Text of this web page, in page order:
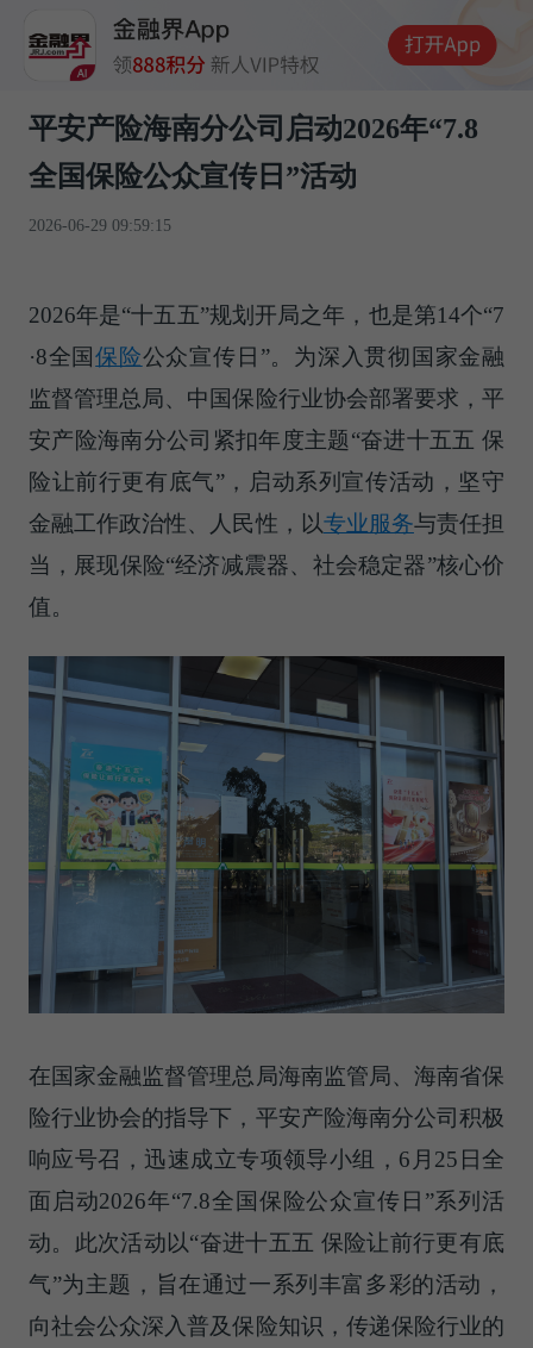
平安产险海南分公司启动2026年“7.8
全国保险公众宣传日”活动
2026-06-29 09:59:15
2026年是“十五五”规划开局之年，也是第14个“7
·8全国保险公众宣传日”。为深入贯彻国家金融
监督管理总局、中国保险行业协会部署要求，平
安产险海南分公司紧扣年度主题“奋进十五五 保
险让前行更有底气”，启动系列宣传活动，坚守
金融工作政治性、人民性，以专业服务与责任担
当，展现保险“经济减震器、社会稳定器”核心价
值。
在国家金融监督管理总局海南监管局、海南省保
险行业协会的指导下，平安产险海南分公司积极
响应号召，迅速成立专项领导小组，6月25日全
面启动2026年“7.8全国保险公众宣传日”系列活
动。此次活动以“奋进十五五 保险让前行更有底
气”为主题，旨在通过一系列丰富多彩的活动，
向社会公众深入普及保险知识，传递保险行业的